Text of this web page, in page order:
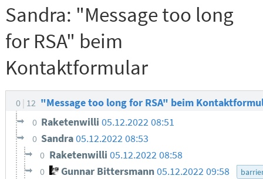
Sandra: "Message too long
for RSA" beim
Kontaktformular
0 12 "Message too long for RSA" beim
0 Raketenwilli05.12.2022 08:51
0 Sandra05.12.2022 08:53
0 Raketenwilli 05.12.2022 08:58
0 Gunnar Bittersmann 05.12.2022 09:58